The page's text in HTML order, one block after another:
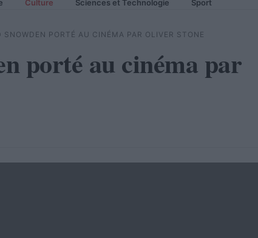
Culture Sciences et Technologie Sport
SNOWDEN PORTÉ AU CINÉMA PAR OLIVER STONE
porté au cinéma par